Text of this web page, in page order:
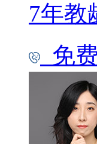
7年教
免